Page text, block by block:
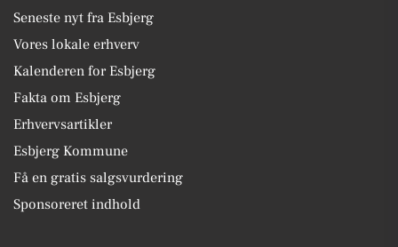
Seneste nyt fra Esbjerg
Vores lokale erhverv
Kalenderen for Esbjerg
Fakta om Esbjerg
Erhvervsartikler
Esbjerg Kommune
Få en gratis salgsvurdering
Sponsoreret indhold